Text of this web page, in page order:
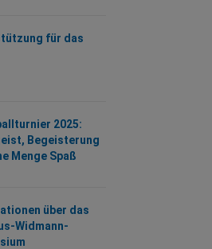
für das
2025:
Begeisterung
Menge Spaß
über das
Widmann-